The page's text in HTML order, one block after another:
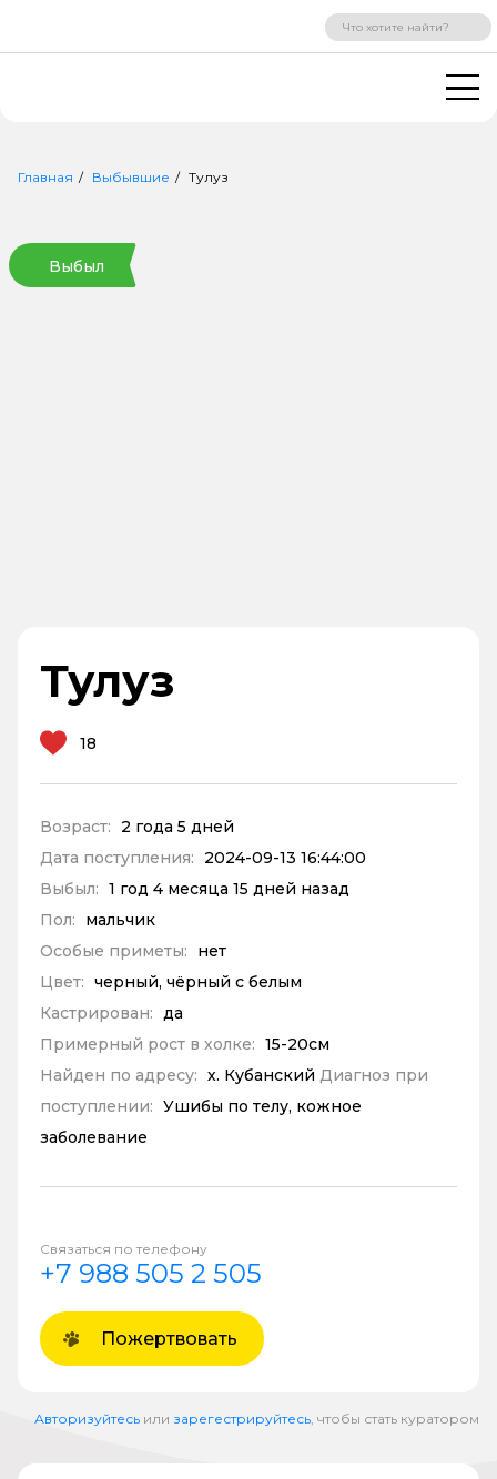
ВХОД РЕГИСТРАЦИЯ
Главная Выбывшие Тулуз
Выбыл
Тулуз
18
Возраст:
2 года 5 дней
Дата поступления:
2024-09-13 16:44:00
Выбыл: 1 год 4 месяца 15 дней назад
Пол:
мальчик
Особые приметы:
нет
Цвет: черный, чёрный с белым
Кастрирован: да
Примерный рост в холке: 15-20см
Найден по адресу: х. Кубанский Диагноз при
поступлении: Ушибы по телу, кожное
заболевание
Связаться по телефону
+7 988 505 2 505
Пожертвовать
Авторизуйтесь или зарегестрируйтесь , чтобы стать куратором